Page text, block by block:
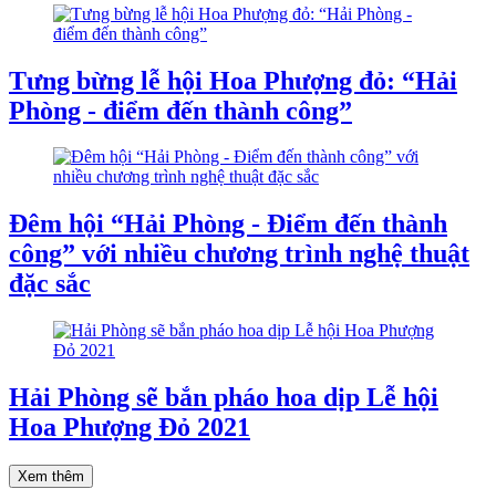
Tưng bừng lễ hội Hoa Phượng đỏ: “Hải
Phòng - điểm đến thành công”
Đêm hội “Hải Phòng - Điểm đến thành
công” với nhiều chương trình nghệ thuật
đặc sắc
Hải Phòng sẽ bắn pháo hoa dịp Lễ hội
Hoa Phượng Đỏ 2021
Xem thêm